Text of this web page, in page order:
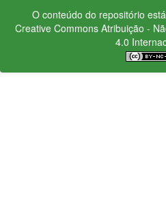
O conteúdo do repositório
Creative CommonsAtribuição -
4.0